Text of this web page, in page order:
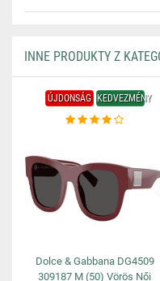
INNE PRODUKTY Z
ÚJDONSÁG KEDVEZMÉNY
Dolce & Gabbana DG4509
309187 M (50) Vörös Női